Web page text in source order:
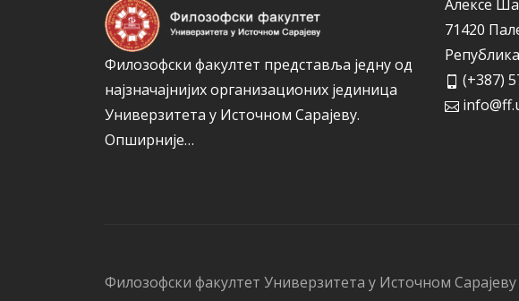
Филозофски факултет представља једну од
најзначајнијих организационих јединица
Универзитета у Источном Сарајеву.
Опширније…
Алексе
71420
(+387)
Филозофски факултет Универзитета у Источном